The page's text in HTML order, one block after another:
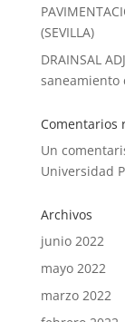
(SEVILLA)
DRAINSAL
saneamiento
Comentarios
Un
Universidad
Archivos
junio 2022
mayo 2022
marzo 2022